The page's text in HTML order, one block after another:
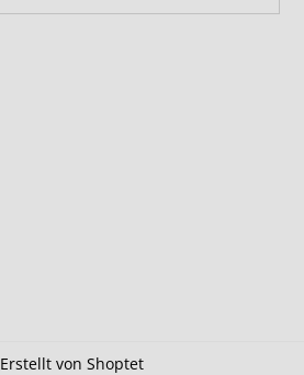
Erstellt von Shoptet